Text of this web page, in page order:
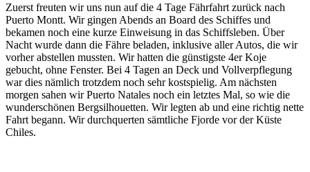
Zuerst freuten wir uns nun auf die 4 Tage Fährfahrt zurück nach
Puerto Montt. Wir gingen Abends an Board des Schiffes und
bekamen noch eine kurze Einweisung in das Schiffsleben. Über
Nacht wurde dann die Fähre beladen, inklusive aller Autos, die wir
vorher abstellen mussten. Wir hatten die günstigste 4er Koje
gebucht, ohne Fenster. Bei 4 Tagen an Deck und Vollverpflegung
war dies nämlich trotzdem noch sehr kostspielig. Am nächsten
morgen sahen wir Puerto Natales noch ein letztes Mal, so wie die
wunderschönen Bergsilhouetten. Wir legten ab und eine richtig nette
Fahrt begann. Wir durchquerten sämtliche Fjorde vor der Küste
Chiles.